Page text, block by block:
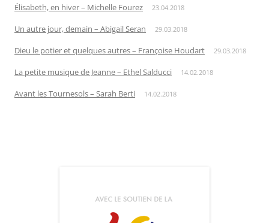
Élisabeth, en hiver – Michelle Fourez 23.04.2018
Un autre jour, demain – Abigail Seran 29.03.2018
Dieu le potier et quelques autres – Françoise Houdart 29.03.2018
La petite musique de Jeanne – Ethel Salducci 14.02.2018
Avant les Tournesols – Sarah Berti 14.02.2018